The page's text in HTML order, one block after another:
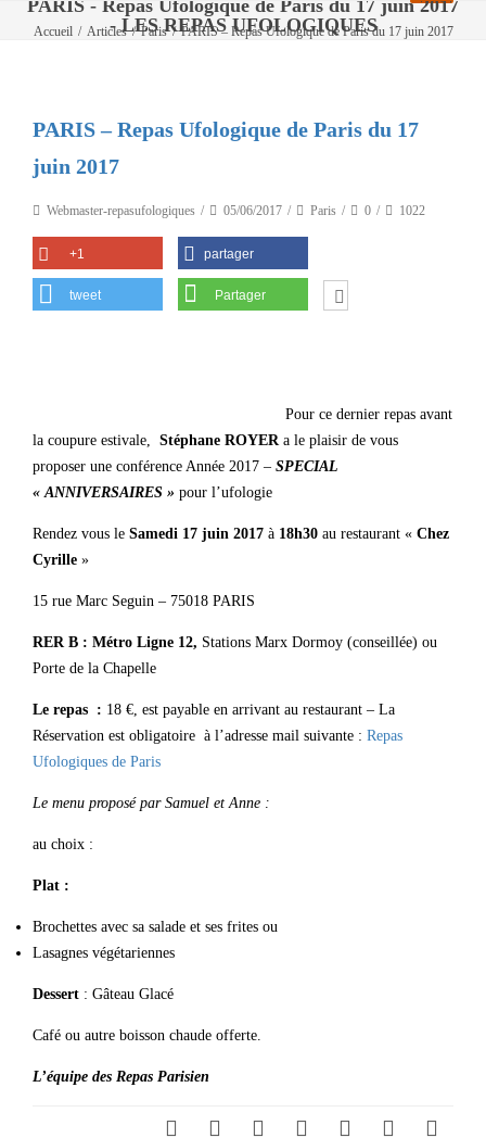
PARIS - Repas Ufologique de Paris du 17 juin 2017
- LES REPAS UFOLOGIQUES
Accueil / Articles / Paris / PARIS – Repas Ufologique de Paris du 17 juin 2017
PARIS – Repas Ufologique de Paris du 17
juin 2017
Webmaster-repasufologiques 05/06/2017 Paris 0 1022
+1 partager
tweet Partager
Pour ce dernier repas avant
la coupure estivale, Stéphane ROYER a le plaisir de vous
proposer une conférence Année 2017 – SPECIAL
« ANNIVERSAIRES » pour l’ufologie
Rendez vous le Samedi 17 juin 2017 à 18h30 au restaurant « Chez
Cyrille »
15 rue Marc Seguin – 75018 PARIS
RER B : Métro Ligne 12, Stations Marx Dormoy (conseillée) ou
Porte de la Chapelle
Le repas : 18 €, est payable en arrivant au restaurant – La
Réservation est obligatoire à l’adresse mail suivante : Repas
Ufologiques de Paris
Le menu proposé par Samuel et Anne :
au choix :
Plat :
Brochettes avec sa salade et ses frites ou
Lasagnes végétariennes
Dessert : Gâteau Glacé
Café ou autre boisson chaude offerte.
L’équipe des Repas Parisien